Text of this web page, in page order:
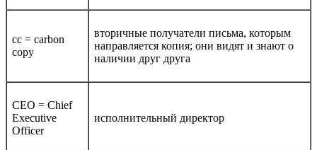
cc = carbon
copy
вторичные получатели письма, которым
направляется копия; они видят и знают о
наличии друг друга
CEO = Chief
Executive
Officer
исполнительный директор